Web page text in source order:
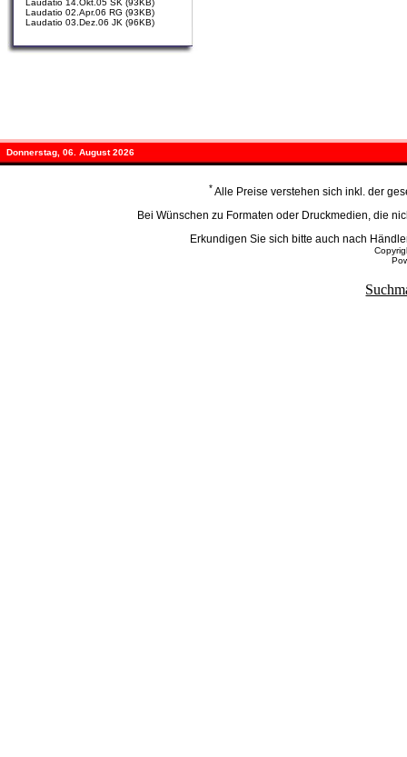
Laudatio 14.Okt.05 SK (93KB)
Laudatio 02.Apr.06 RG (93KB)
Laudatio 03.Dez.06 JK (96KB)
Donnerstag, 06. August 2026
*Alle Preise verstehen sich inkl. der
Bei Wünschen zu Formaten oder Druckmedien, die
Erkundigen Sie sich bitte auch nach